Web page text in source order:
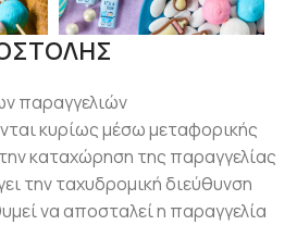
παραγγελιών
κυρίως μέσω μεταφορικής
καταχώρηση της παραγγελίας
την ταχυδρομική διεύθυνση
να αποσταλεί η παραγγελία